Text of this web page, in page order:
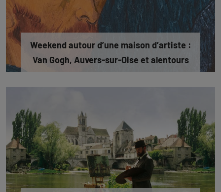
Weekend autour d’une maison d’artiste :
Van Gogh, Auvers-sur-Oise et alentours